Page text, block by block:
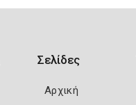
Σελίδες
Αρχική